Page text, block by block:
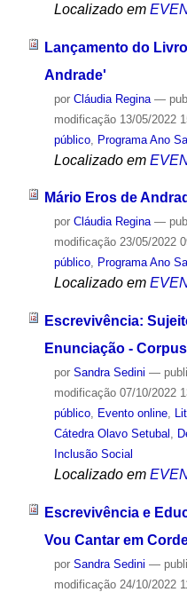
Localizado em
Lançamento do
Andrade'
por Cláudia Regina —
modificação13/05/2022
público, Programa Ano
Localizado em
Mário Eros de
por Cláudia Regina —
modificação23/05/2022
público, Programa Ano
Localizado em
Escrevivência:
Enunciação -
por Sandra Sedini —
modificação07/10/2022
público, Evento online,
Cátedra Olavo Setubal ,
Inclusão Social
Localizado em
Escrevivência e
Vou Cantar em
por Sandra Sedini —
modificação24/10/2022